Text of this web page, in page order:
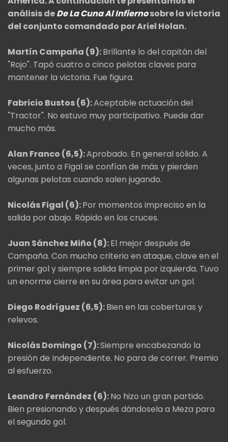
análisis deDe La Cuna Al Infiernosobre la victoria
del conjunto comandado por Ariel Holan.
Martín Campaña (9):Brillante lo del capitán del
"Rojo". Tapó cuatro o cinco pelotas claves para
mantener la victoria. Fue figura.
Fabricio Bustos (6):Aceptable actuación del
"Tractor". No estuvo muy participativo. Puede dar
mucho más.
Alan Franco (6,5):Aprobado. En general sólido. A
veces, junto a Figal se confían de más y pierden
algunas pelotas cuando salen jugando.
Nicolás Figal (6):Por momentos impreciso en la
salida por abajo. Rápido en los cruces.
Juan Sánchez Miño (8):El mejor después de
Campaña. Con mucho criterio en ataque, clave en el
primer gol y siempre salida limpia por izquierda. Tuvo
un enorme cierre en su área para evitar un gol.
Diego Rodríguez (6,5):Bien en las coberturas y
relevos.
Nicolás Domingo (7):Siempre encabezando la
presión de Independiente. No para de correr. Premio
al esfuerzo.
Leandro Fernández (6):No hizo un gran partido.
Bien presionando y después dándosela a Meza para
el segundo gol.